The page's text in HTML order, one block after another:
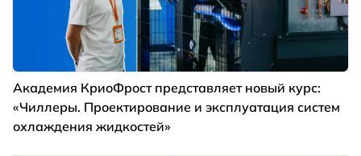
Академия КриоФрост представляет новый курс:
«Чиллеры. Проектирование и эксплуатация систем
охлаждения жидкостей»